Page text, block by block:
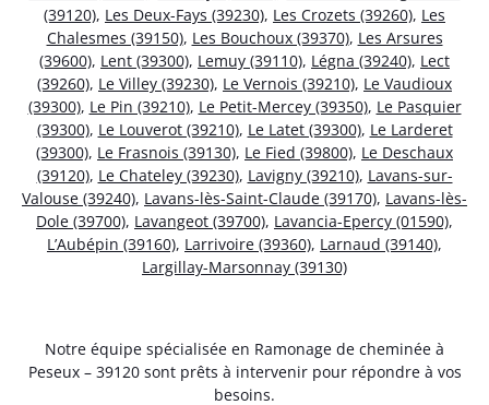
(39120), Les Deux-Fays (39230), Les Crozets (39260), Les
Chalesmes (39150), Les Bouchoux (39370), Les Arsures
(39600), Lent (39300), Lemuy (39110), Légna (39240), Lect
(39260), Le Villey (39230), Le Vernois (39210), Le Vaudioux
(39300), Le Pin (39210), Le Petit-Mercey (39350), Le Pasquier
(39300), Le Louverot (39210), Le Latet (39300), Le Larderet
(39300), Le Frasnois (39130), Le Fied (39800), Le Deschaux
(39120), Le Chateley (39230), Lavigny (39210), Lavans-sur-
Valouse (39240), Lavans-lès-Saint-Claude (39170), Lavans-lès-
Dole (39700), Lavangeot (39700), Lavancia-Epercy (01590),
L’Aubépin (39160), Larrivoire (39360), Larnaud (39140),
Largillay-Marsonnay (39130)
Notre équipe spécialisée en Ramonage de cheminée à
Peseux – 39120 sont prêts à intervenir pour répondre à vos
besoins.